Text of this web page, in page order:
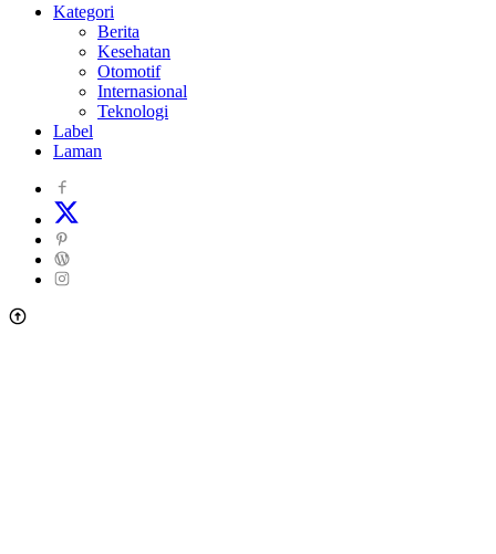
Kategori
Berita
Kesehatan
Otomotif
Internasional
Teknologi
Label
Laman